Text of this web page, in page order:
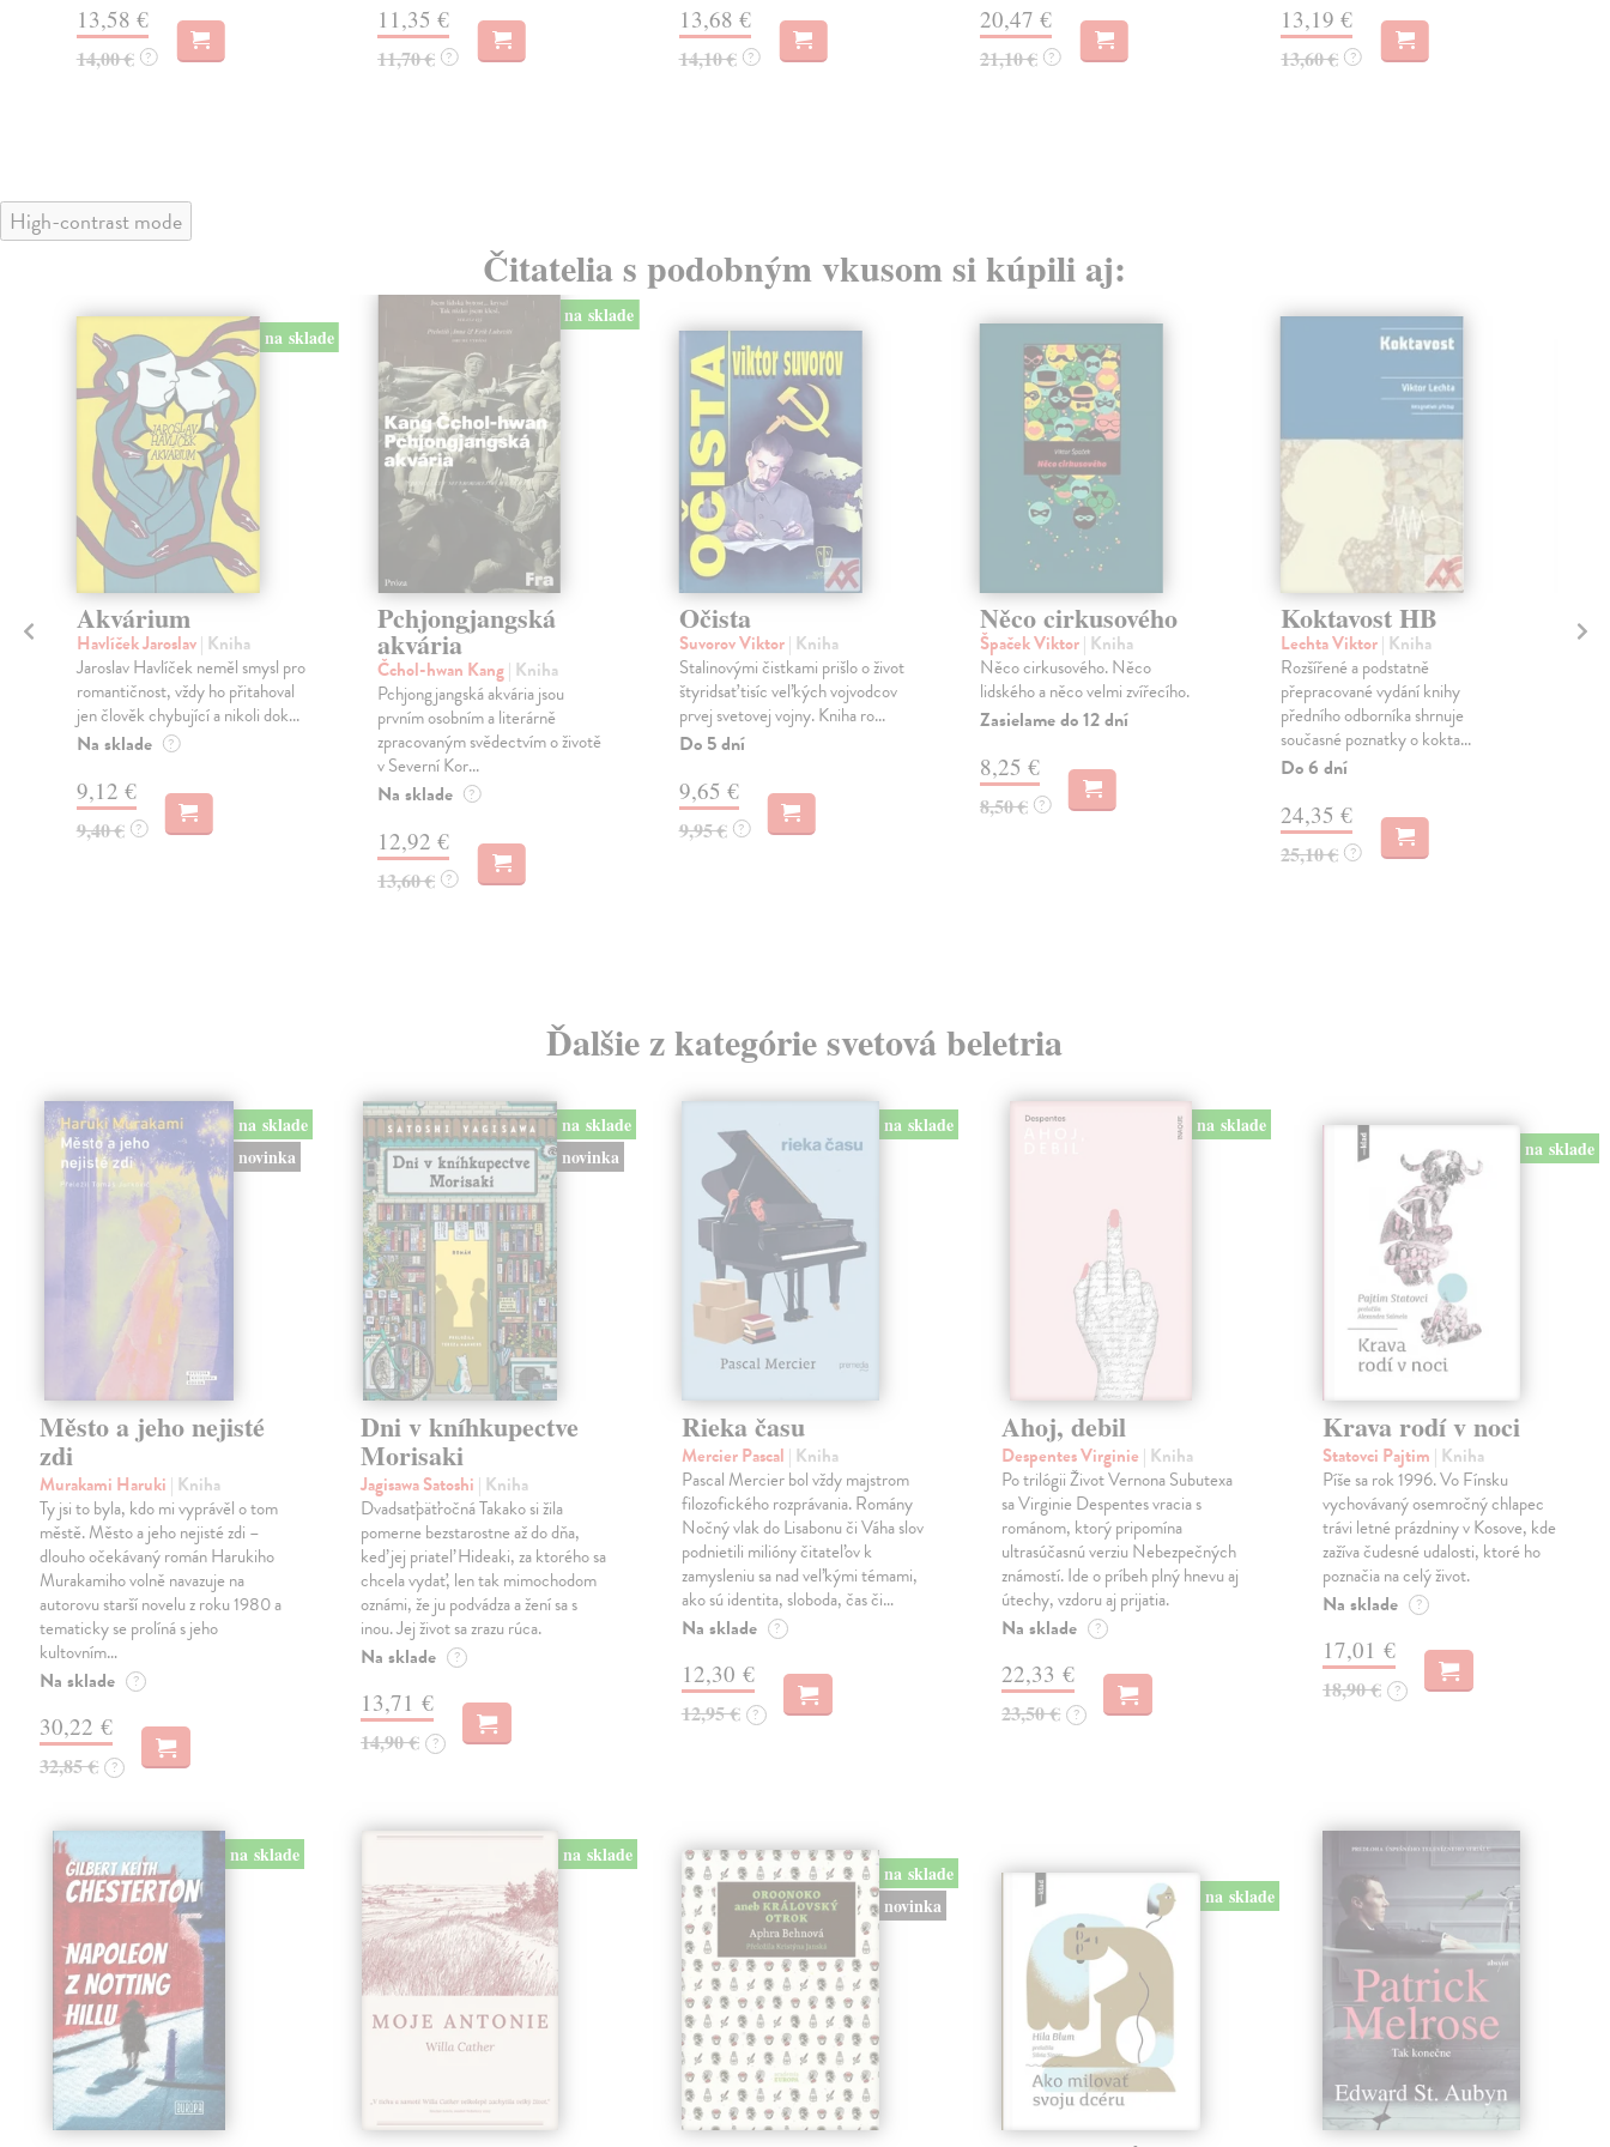
13,58 €
14,00 € ?
11,35 €
11,70 € ?
13,68 €
14,10 € ?
20,47 €
21,10 € ?
13,19 €
13,60 € ?
High-contrast mode
Čitatelia s podobným vkusom si kúpili aj:
na sklade
Akvárium
Havlíček Jaroslav| Kniha
Jaroslav Havlíček neměl smysl pro
romantičnost, vždy ho přitahoval
jen člověk chybující a nikoli dok...
Na sklade ?
9,12 €
9,40 € ?
na sklade
Pchjongjangská
akvária
Čchol-hwan Kang| Kniha
Pchjongjangská akvária jsou
prvním osobním a literárně
zpracovaným svědectvím o životě
v Severní Kor...
Na sklade ?
12,92 €
13,60 € ?
Očista
Suvorov Viktor| Kniha
Stalinovými čistkami prišlo o život
štyridsať tisíc veľkých vojvodcov
prvej svetovej vojny. Kniha ro...
Do 5 dní
9,65 €
9,95 € ?
Něco cirkusového
Špaček Viktor| Kniha
Něco cirkusového. Něco
lidského a něco velmi zvířecího.
Zasielame do 12 dní
8,25 €
8,50 € ?
Koktavost HB
Lechta Viktor| Kniha
Rozšířené a podstatně
přepracované vydání knihy
předního odborníka shrnuje
současné poznatky o kokta...
Do 6 dní
24,35 €
25,10 € ?
Ďalšie z kategórie svetová beletria
na sklade
novinka
Město a jeho nejisté
zdi
Murakami Haruki | Kniha
Ty jsi to byla, kdo mi vyprávěl o tom
městě. Město a jeho nejisté zdi –
dlouho očekávaný román Harukiho
Murakamiho volně navazuje na
autorovu starší novelu z roku 1980 a
tematicky se prolíná s jeho
kultovním…
Na sklade ?
30,22 €
32,85 € ?
na sklade
novinka
Dni v kníhkupectve
Morisaki
Jagisawa Satoshi | Kniha
Dvadsaťpäťročná Takako si žila
pomerne bezstarostne až do dňa,
keď jej priateľ Hideaki, za ktorého sa
chcela vydať, len tak mimochodom
oznámi, že ju podvádza a žení sa s
inou. Jej život sa zrazu rúca.
Na sklade ?
13,71 €
14,90 € ?
na sklade
Rieka času
Mercier Pascal | Kniha
Pascal Mercier bol vždy majstrom
filozofického rozprávania. Romány
Nočný vlak do Lisabonu či Váha slov
podnietili milióny čitateľov k
zamysleniu sa nad veľkými témami,
ako sú identita, sloboda, čas či…
Na sklade ?
12,30 €
12,95 € ?
na sklade
Ahoj, debil
Despentes Virginie | Kniha
Po trilógii Život Vernona Subutexa
sa Virginie Despentes vracia s
románom, ktorý pripomína
ultrasúčasnú verziu Nebezpečných
známostí. Ide o príbeh plný hnevu aj
útechy, vzdoru aj prijatia.
Na sklade ?
22,33 €
23,50 € ?
na sklade
Krava rodí v noci
Statovci Pajtim | Kniha
Píše sa rok 1996. Vo Fínsku
vychovávaný osemročný chlapec
trávi letné prázdniny v Kosove, kde
zažíva čudesné udalosti, ktoré ho
poznačia na celý život.
Na sklade ?
17,01 €
18,90 € ?
na sklade na sklade
na sklade
novinka
na sklade